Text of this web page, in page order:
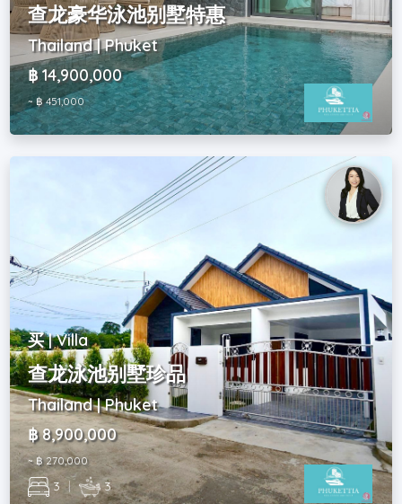
查龙豪华泳池别墅特惠
Thailand | Phuket
฿ 14,900,000
~ ฿ 451,000
买 | Villa
查龙泳池别墅珍品
Thailand | Phuket
฿ 8,900,000
~ ฿ 270,000
3 | 3